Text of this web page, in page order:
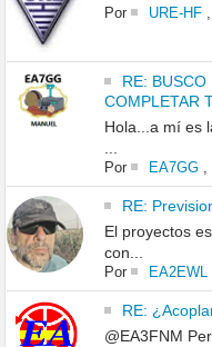
Por URE-HF,
RE: BUSCO
COMPLETAR
Hola...a mí es
Por EA7GG,
RE:
El proyectos
con...
Por EA2EWL
RE:
@EA3FNM